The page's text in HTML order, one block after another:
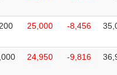
25,000 -8,456
24,950 -9,816